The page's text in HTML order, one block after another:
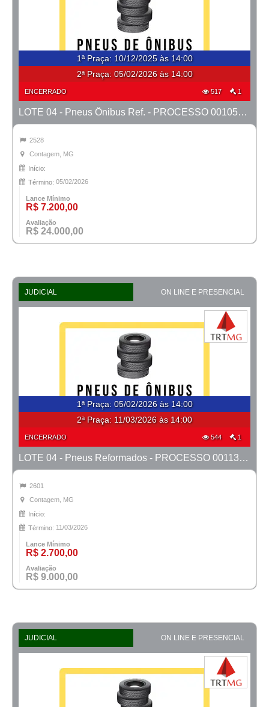
1ª Praça: 10/12/2025 às 14:00
2ª Praça: 05/02/2026 às 14:00
ENCERRADO 517 1
LOTE 04 - Pneus Ônibus Ref. - PROCESSO 0010500-29.2023-1ª CONT.
2528
Contagem, MG
Início:
Término: 05/02/2026
Lance Mínimo
R$ 7.200,00
Avaliação
R$ 24.000,00
JUDICIAL ON LINE E PRESENCIAL
1ª Praça: 05/02/2026 às 14:00
2ª Praça: 11/03/2026 às 14:00
ENCERRADO 544 1
LOTE 04 - Pneus Reformados - PROCESSO 0011366-03.2024-1ª CONT.
2601
Contagem, MG
Início:
Término: 11/03/2026
Lance Mínimo
R$ 2.700,00
Avaliação
R$ 9.000,00
JUDICIAL ON LINE E PRESENCIAL